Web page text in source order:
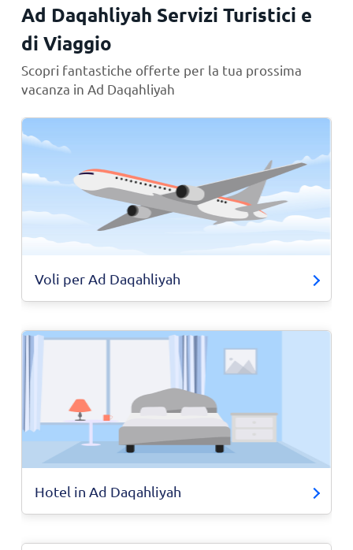
Ad Daqahliyah Servizi Turistici e
di Viaggio
Scopri fantastiche offerte per la tua prossima
vacanza in Ad Daqahliyah
Voli per Ad Daqahliyah
Hotel in Ad Daqahliyah